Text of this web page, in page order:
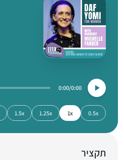
0:00
0:00
0.5x
1x
1.25x
1.5x
תקציר